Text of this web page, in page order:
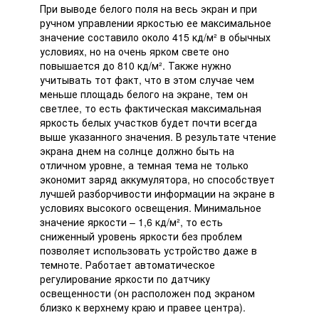
При выводе белого поля на весь экран и при
ручном управлении яркостью ее максимальное
значение составило около 415 кд/м² в обычных
условиях, но на очень ярком свете оно
повышается до 810 кд/м². Также нужно
учитывать тот факт, что в этом случае чем
меньше площадь белого на экране, тем он
светлее, то есть фактическая максимальная
яркость белых участков будет почти всегда
выше указанного значения. В результате чтение
экрана днем на солнце должно быть на
отличном уровне, а темная тема не только
экономит заряд аккумулятора, но способствует
лучшей разборчивости информации на экране в
условиях высокого освещения. Минимальное
значение яркости – 1,6 кд/м², то есть
сниженный уровень яркости без проблем
позволяет использовать устройство даже в
темноте. Работает автоматическое
регулирование яркости по датчику
освещенности (он расположен под экраном
близко к верхнему краю и правее центра).